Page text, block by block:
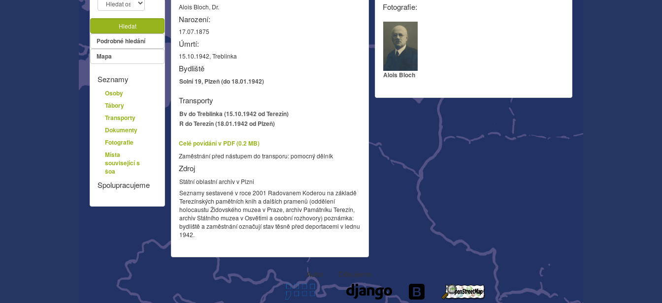
Fotografie:
Alois Bloch
Alois Bloch, Dr.
Narození:
17.07.1875
Úmrtí:
15.10.1942, Treblinka
Bydliště
Solní 19, Plzeň (do 18.01.1942)
Transporty
Bv do Treblinka (15.10.1942 od Terezín)
R do Terezín (18.01.1942 od Plzeň)
Celé povídání v PDF (0.2 MB)
Zaměstnání před nástupem do transporu: pomocný dělník
Zdroj
Státní oblastní archiv v Plzni
Seznamy sestavené v roce 2001 Radovanem Koderou na základě
Terezínských pamětních knih a dalších pramenů (oddělení
holocaustu Židovského muzea v Praze, archiv Památníku Terezín,
archiv Státního muzea v Osvětimi a osobní rozhovory) poznámka:
bydliště a zaměstnání označují stav těsně před deportacemi v lednu
1942.
Hledat
Podrobné hledání
Mapa
Seznamy
Osoby
Tábory
Transporty
Dokumenty
Fotografie
Místa
související s
šoa
Spolupracujeme
Autor Děkujeme